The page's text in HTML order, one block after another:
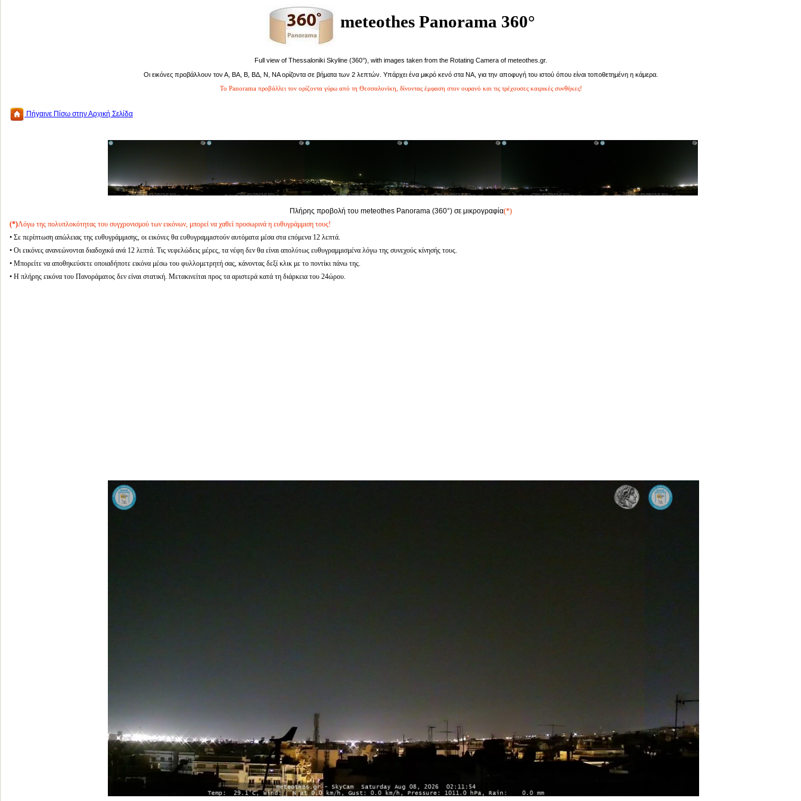
meteothes Panorama 360°
Full view of Thessaloniki Skyline (360°), with images taken from the Rotating Camera of meteothes.gr.
Οι εικόνες προβάλλουν τον Α, ΒΑ, Β, ΒΔ, Ν, ΝΑ ορίζοντα σε βήματα των 2 λεπτών. Υπάρχει ένα μικρό κενό στα ΝΑ, για την αποφυγή του ιστού όπου είναι τοποθετημένη η κάμερα.
To Panorama προβάλλει τον ορίζοντα γύρω από τη Θεσσαλονίκη, δίνοντας έμφαση στον ουρανό και τις τρέχουσες καιρικές συνθήκες!
Πήγαινε Πίσω στην Αρχική Σελίδα
Πλήρης προβολή του meteothes Panorama (360°) σε μικρογραφία(*)
(*)Λόγω της πολυπλοκότητας του συγχρονισμού των εικόνων, μπορεί να χαθεί προσωρινά η ευθυγράμμιση τους!
• Σε περίπτωση απώλειας της ευθυγράμμισης, οι εικόνες θα ευθυγραμμιστούν αυτόματα μέσα στα επόμενα 12 λεπτά.
• Οι εικόνες ανανεώνονται διαδοχικά ανά 12 λεπτά. Τις νεφελώδεις μέρες, τα νέφη δεν θα είναι απολύτως ευθυγραμμισμένα λόγω της συνεχούς κίνησής τους.
• Μπορείτε να αποθηκεύσετε οποιαδήποτε εικόνα μέσω του φυλλομετρητή σας, κάνοντας δεξί κλικ με το ποντίκι πάνω της.
• Η πλήρης εικόνα του Πανοράματος δεν είναι στατική. Μετακινείται προς τα αριστερά κατά τη διάρκεια του 24ώρου.